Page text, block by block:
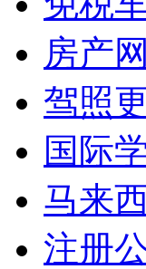
房产
驾照
国际
马来
注册